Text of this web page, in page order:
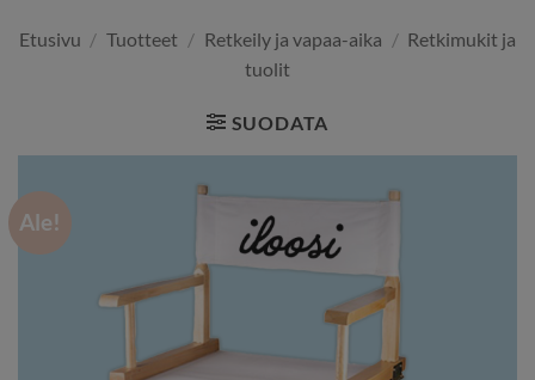
Etusivu / Tuotteet / Retkeily ja vapaa-aika / Retkimukit ja
tuolit
SUODATA
Ale!